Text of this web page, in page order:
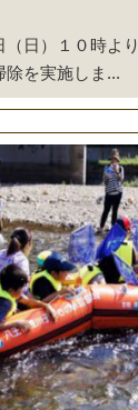
（日）１０時より
除を実施しま...